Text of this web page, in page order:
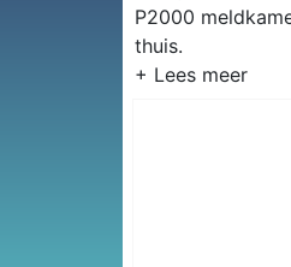
P2000
thuis.
Van incidenten
Schermerhorn